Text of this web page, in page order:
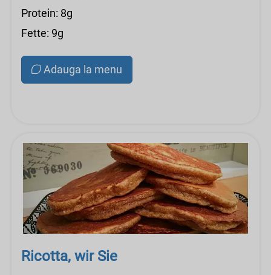
Protein: 8g
Fette: 9g
Adauga la menu
Ricotta, wir Sie